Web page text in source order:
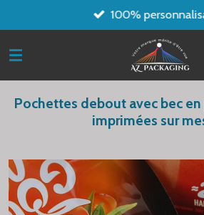
au
contenu
100%
Pochettes debout avec bec
imprimées sur